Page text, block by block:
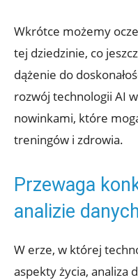
Wkrótce możemy
tej dziedzinie, co
dążenie do
rozwój technologii AI
nowinkami, które
treningów i zdrowia.
Przewaga
analizie danych
W erze, w której
aspekty życia, analiza